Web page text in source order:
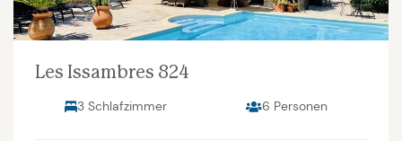
Les Issambres 824
3 Schlafzimmer 6 Personen